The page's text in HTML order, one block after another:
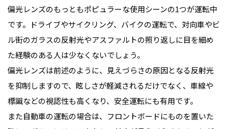
偏光レンズのもっともポピュラーな使用シーンの1つが運転中
です。ドライブやサイクリング、バイクの運転で、対向車やビ
ル街のガラスの反射光やアスファルトの照り返しに目を細め
た経験のある人は少なくないでしょう。
偏光レンズは前述のように、見えづらさの原因となる反射光
を抑制しますので、眩しさが軽減されるだけでなく、車線や
標識などの視認性も高くなり、安全運転にも有用です。
また自動車の運転の場合は、フロントボードにものを置いた